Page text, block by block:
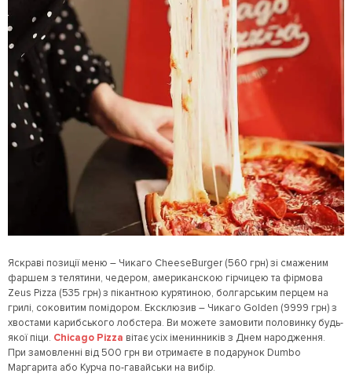
Яскраві позиції меню – Чикаго CheeseBurger (560 грн) зі смаженим
фаршем з телятини, чедером, американскою гірчицею та фірмова
Zeus Pizza (535 грн) з пікантною курятиною, болгарським перцем на
грилі, соковитим помідором. Ексклюзив – Чикаго Golden (9999 грн) з
хвостами карибського лобстера. Ви можете замовити половинку будь-
якої піци. Chicago Pizza вітає усіх іменинників з Днем народження.
При замовленні від 500 грн ви отримаєте в подарунок Dumbo
Маргарита або Курча по-гавайськи на вибір.